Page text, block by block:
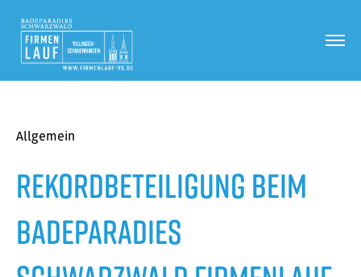
Allgemein
Rekordbeteiligung beim
Badeparadies